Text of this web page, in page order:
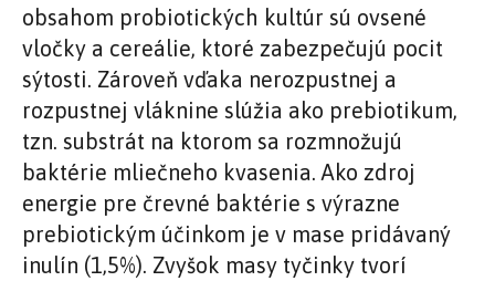
obsahom probiotických kultúr sú ovsené
vločky a cereálie, ktoré zabezpečujú pocit
sýtosti. Zároveň vďaka nerozpustnej a
rozpustnej vláknine slúžia ako prebiotikum,
tzn. substrát na ktorom sa rozmnožujú
baktérie mliečneho kvasenia. Ako zdroj
energie pre črevné baktérie s výrazne
prebiotickým účinkom je v mase pridávaný
inulín (1,5%). Zvyšok masy tyčinky tvorí